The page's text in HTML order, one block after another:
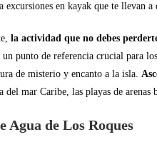
excursiones en kayak que te llevan
la actividad que no debes
punto de referencia crucial para
de misterio y encanto a la isla.
del mar Caribe, las playas de
Agua de Los Roques